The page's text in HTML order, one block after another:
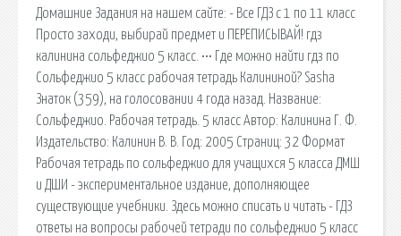
Домашние Задания на нашем сайте: - Все ГДЗ с 1 по 11 класс
Просто заходи, выбирай предмет и ПЕРЕПИСЫВАЙ! гдз
калинина сольфеджио 5 класс. ••• Где можно найти гдз по
Сольфеджио 5 класс рабочая тетрадь Калининой? Sasha
Знаток (359), на голосовании 4 года назад. Название:
Сольфеджио. Рабочая тетрадь. 5 класс Автор: Калинина Г. Ф.
Издательство: Калинин В. В. Год: 2005 Страниц: 32 Формат
Рабочая тетрадь по сольфеджио для учащихся 5 класса ДМШ
и ДШИ - экспериментальное издание, дополняющее
существующие учебники. Здесь можно списать и читать - ГДЗ
ответы на вопросы рабочей тетради по сольфеджио 5 класс